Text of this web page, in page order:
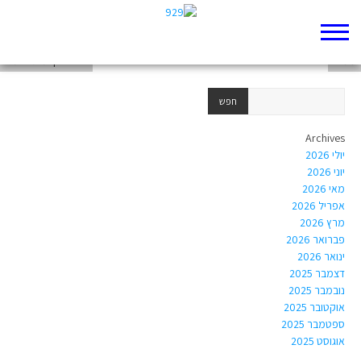
Archives
יולי 2026
יוני 2026
מאי 2026
אפריל 2026
מרץ 2026
פברואר 2026
ינואר 2026
דצמבר 2025
נובמבר 2025
אוקטובר 2025
ספטמבר 2025
אוגוסט 2025